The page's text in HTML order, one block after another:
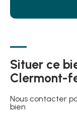
Situer ce
Clermont-
Nous contacter
bien